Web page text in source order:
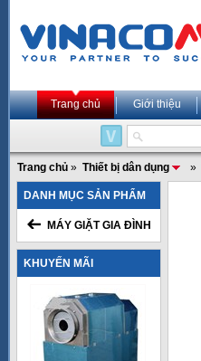
Trang chủ Giới thiệu
Trang chủ » Thiết bị dân dụng »
DANH MỤC SẢN PHẨM
MÁY GIẶT GIA ĐÌNH
KHUYẾN MÃI